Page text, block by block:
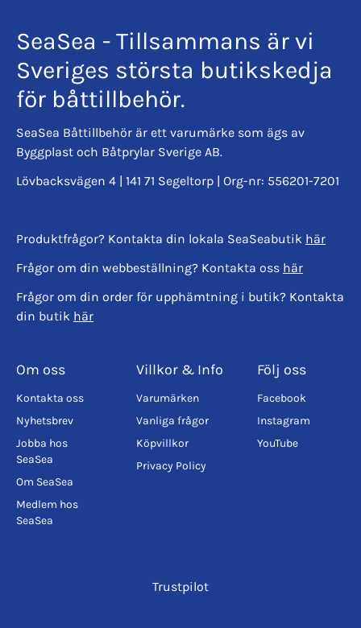
SeaSea - Tillsammans är vi
Sveriges största butikskedja
för båttillbehör.
SeaSea Båttillbehör är ett varumärke som ägs av
Byggplast och Båtprylar Sverige AB.
Lövbacksvägen 4 | 141 71 Segeltorp | Org-nr: 556201-7201
Produktfrågor? Kontakta din lokala SeaSeabutik här
Frågor om din webbeställning? Kontakta oss här
Frågor om din order för upphämtning i butik? Kontakta
din butik här
Om oss
Kontakta oss
Nyhetsbrev
Jobba hos
SeaSea
Om SeaSea
Medlem hos
SeaSea
Villkor & Info
Varumärken
Vanliga frågor
Köpvillkor
Privacy Policy
Följ oss
Facebook
Instagram
YouTube
Trustpilot